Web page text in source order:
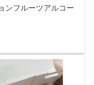
ンフルーツアルコー